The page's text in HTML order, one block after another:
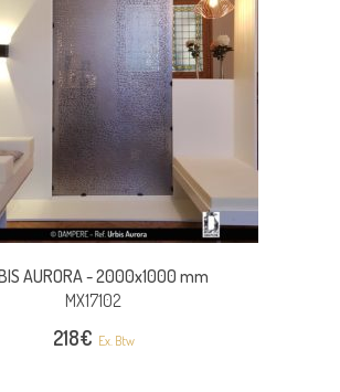
AURORA -2000x1000 mm
MX17102
218€ Ex. Btw